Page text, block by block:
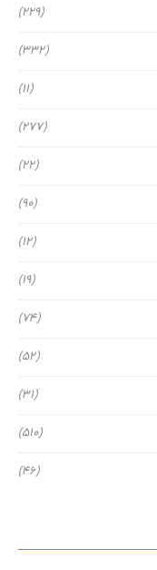
(229)
(332)
(11)
(277)
(22)
(90)
(12)
(19)
(74)
(52)
(31)
(510)
(46)